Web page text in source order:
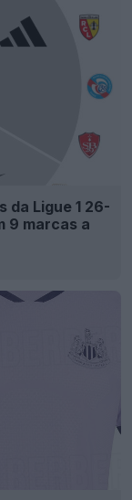
da Ligue 1 26-
9 marcas a